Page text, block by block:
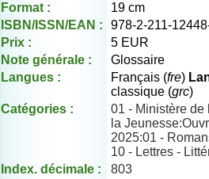
Format :
19 cm
ISBN/ISSN/EAN :
978-2-211-
Prix :
5 EUR
Note générale :
Glossaire
Langues :
Français (fre)
classique (grc)
Catégories :
01 - Ministère
la
2025:01 -
10 - Lettres -
Index. décimale :
803